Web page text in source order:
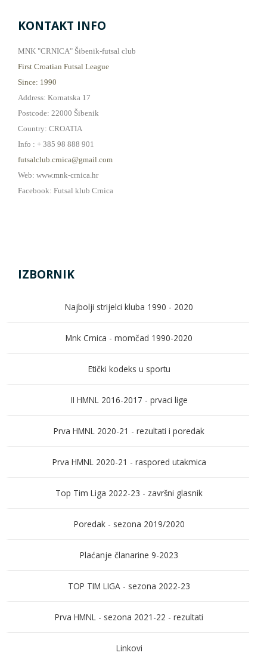
KONTAKT INFO
MNK "CRNICA" Šibenik-futsal club
First Croatian Futsal League
Since: 1990
Address: Kornatska 17
Postcode: 22000 Šibenik
Country: CROATIA
Info : + 385 98 888 901
futsalclub.crnica@gmail.com
Web: www.mnk-crnica.hr
Facebook: Futsal klub Crnica
IZBORNIK
Najbolji strijelci kluba 1990 - 2020
Mnk Crnica - momčad 1990-2020
Etički kodeks u sportu
II HMNL 2016-2017 - prvaci lige
Prva HMNL 2020-21 - rezultati i poredak
Prva HMNL 2020-21 - raspored utakmica
Top Tim Liga 2022-23 - završni glasnik
Poredak - sezona 2019/2020
Plaćanje članarine 9-2023
TOP TIM LIGA - sezona 2022-23
Prva HMNL - sezona 2021-22 - rezultati
Linkovi